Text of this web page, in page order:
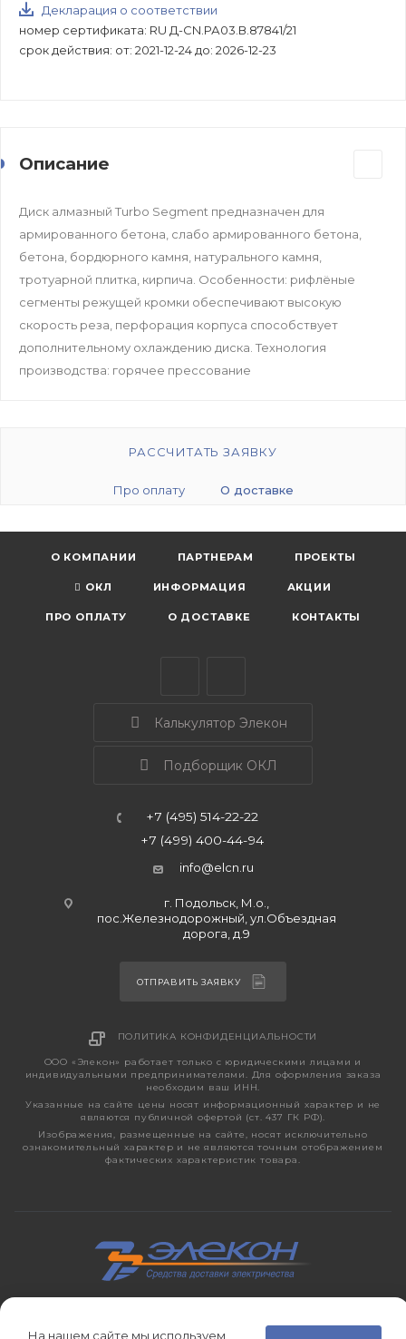
Декларация о соответствии
номер сертификата: RU Д-CN.РА03.В.87841/21
срок действия: от: 2021-12-24 до: 2026-12-23
Описание
Диск алмазный Turbo Segment предназначен для
армированного бетона, слабо армированного бетона,
бетона, бордюрного камня, натурального камня,
тротуарной плитка, кирпича. Особенности: рифлёные
сегменты режущей кромки обеспечивают высокую
скорость реза, перфорация корпуса способствует
дополнительному охлаждению диска. Технология
производства: горячее прессование
РАССЧИТАТЬ ЗАЯВКУ
Про оплату О доставке
О КОМПАНИИ ПАРТНЕРАМ ПРОЕКТЫ
ОКЛ ИНФОРМАЦИЯ АКЦИИ
ПРО ОПЛАТУ О ДОСТАВКЕ КОНТАКТЫ
Калькулятор Элекон
Подборщик ОКЛ
+7 (495) 514-22-22
+7 (499) 400-44-94
info@elcn.ru
г. Подольск, М.о.,
пос.Железнодорожный, ул.Объездная
дорога, д.9
ОТПРАВИТЬ ЗАЯВКУ
ПОЛИТИКА КОНФИДЕНЦИАЛЬНОСТИ
ООО «Элекон» работает только с юридическими лицами и
индивидуальными предпринимателями. Для оформления заказа
необходим ваш ИНН.
Указанные на сайте цены носят информационный характер и не
являются публичной офертой (ст. 437 ГК РФ).
Изображения, размещенные на сайте, носят исключительно
ознакомительный характер и не являются точным отображением
фактических характеристик товара.
электротехническая продукция, светотехника с 1998 года.
На нашем сайте мы используем